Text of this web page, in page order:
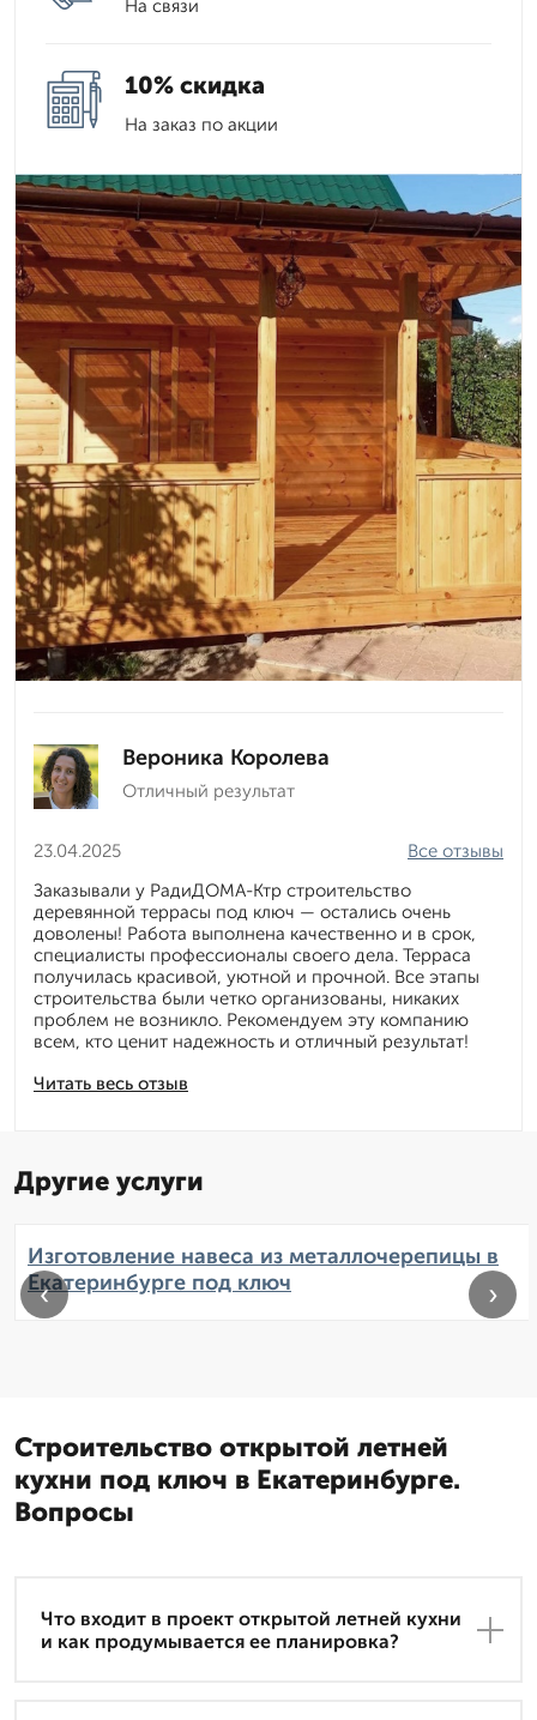
На связи
10% скидка
На заказ по акции
Вероника Королева
Отличный результат
23.04.2025
Читать весь отзыв
Все отзывы
Заказывали у РадиДОМА-Ктр строительство
деревянной террасы под ключ — остались очень
доволены! Работа выполнена качественно и в срок,
специалисты профессионалы своего дела. Терраса
получилась красивой, уютной и прочной. Все этапы
строительства были четко организованы, никаких
проблем не возникло. Рекомендуем эту компанию
всем, кто ценит надежность и отличный результат!
Другие услуги
Изготовление навеса из металлочерепицы в
Екатеринбурге под ключ
‹ ›
Строительство открытой летней
кухни под ключ в Екатеринбурге.
Вопросы
Что входит в проект открытой летней кухни
и как продумывается ее планировка?